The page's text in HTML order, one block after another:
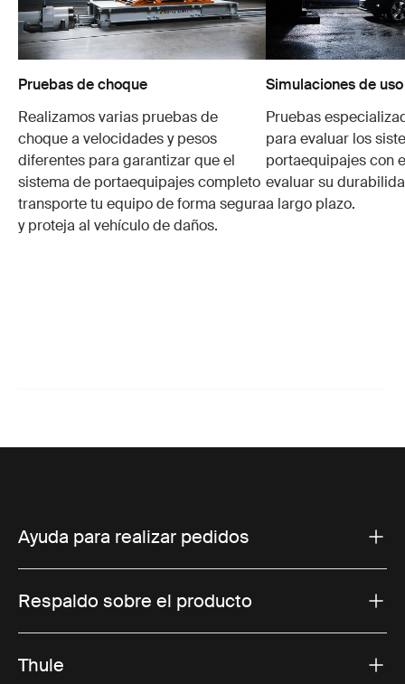
Pruebas de choque
Realizamos varias pruebas de
choque a velocidades y pesos
diferentes para garantizar que el
sistema de portaequipajes completo
transporte tu equipo de forma segura
y proteja al vehículo de daños.
Simulaciones de
Pruebas
para evaluar los
portaequipajes con
evaluar su
a largo plazo.
Ayuda para realizar pedidos
Respaldo sobre el producto
Thule